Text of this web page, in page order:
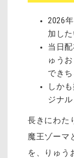
2026
加し
当日
ゅう
できち
しか
ジナ
長きにわた
魔王ゾーマ
を、りゅう